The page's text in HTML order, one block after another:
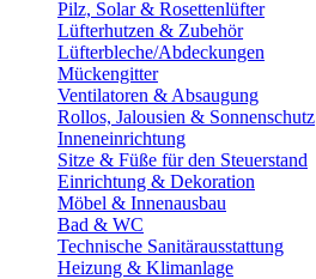
Pilz, Solar & Rosettenlüfter
Lüfterhutzen & Zubehör
Lüfterbleche/Abdeckungen
Mückengitter
Ventilatoren & Absaugung
Rollos, Jalousien & Sonnenschutz
Inneneinrichtung
Sitze & Füße für den Steuerstand
Einrichtung & Dekoration
Möbel & Innenausbau
Bad & WC
Technische Sanitärausstattung
Heizung & Klimanlage